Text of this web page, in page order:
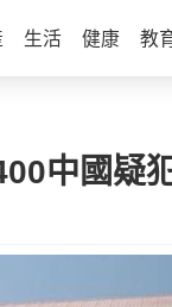
生活 健康 教
中國疑